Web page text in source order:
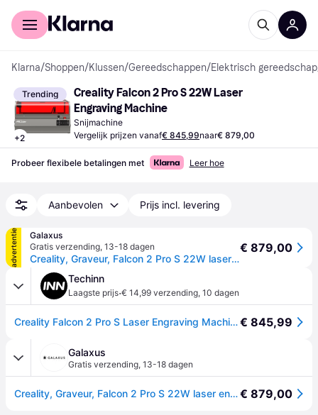
Voor shoppers
Klarna/Shoppen/Klussen/Gereedschappen/Elektrisch gereedschap
Trending
+2
Creality Falcon 2 Pro S 22W Laser
Engraving Machine
Snijmachine
Vergelijk prijzen vanaf€ 845,99naar€ 879,00
Probeer flexibele betalingen met Leer hoe
Aanbevolen Prijs incl. levering
advertentie
Galaxus
Gratis verzending, 13-18 dagen
Creality, Graveur, Falcon 2 Pro S 22W laser engraving machine
€ 879,00
Techinn
Laagste prijs·€ 14,99 verzending, 10 dagen
Creality Falcon 2 Pro S Laser Engraving Machine 22w Grijs One Size / EU Plug 220V€ 845,99
Galaxus
Gratis verzending, 13-18 dagen
Creality, Graveur, Falcon 2 Pro S 22W laser engraving machine€ 879,00